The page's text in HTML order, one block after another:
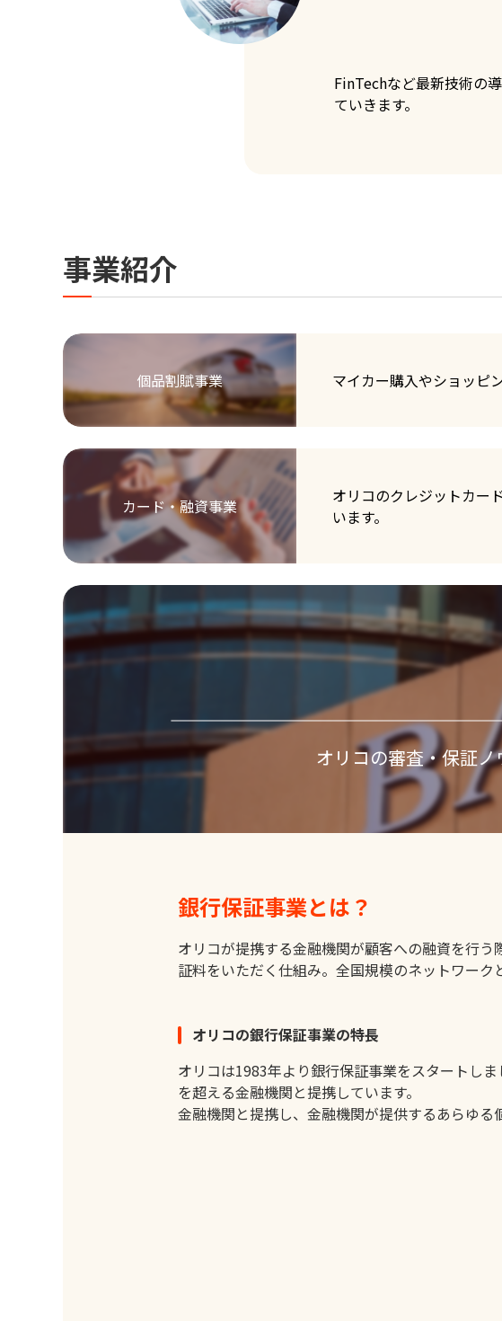
FinTechなど最新技術の
ていきます。
事業紹介
個品割賦事業 マイカー購入やショッピ
カード・融資事業
オリコのクレジットカー
います。
オリコの審査・保証
銀行保証事業とは？
オリコが提携する金融機関が顧客への融資を行
証料をいただく仕組み。全国規模のネットワーク
オリコの銀行保証事業の特長
オリコは1983年より銀行保証事業をスタートし
を超える金融機関と提携しています。
金融機関と提携し、金融機関が提供するあらゆる